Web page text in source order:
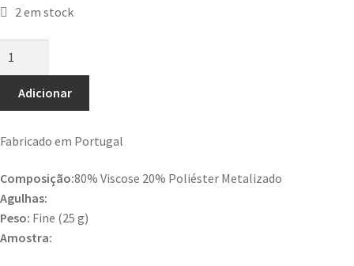
2 em stock
Adicionar
Fabricado em Portugal
Composição:80% Viscose 20% Poliéster Metalizado
Agulhas:
Peso: Fine (25 g)
Amostra: